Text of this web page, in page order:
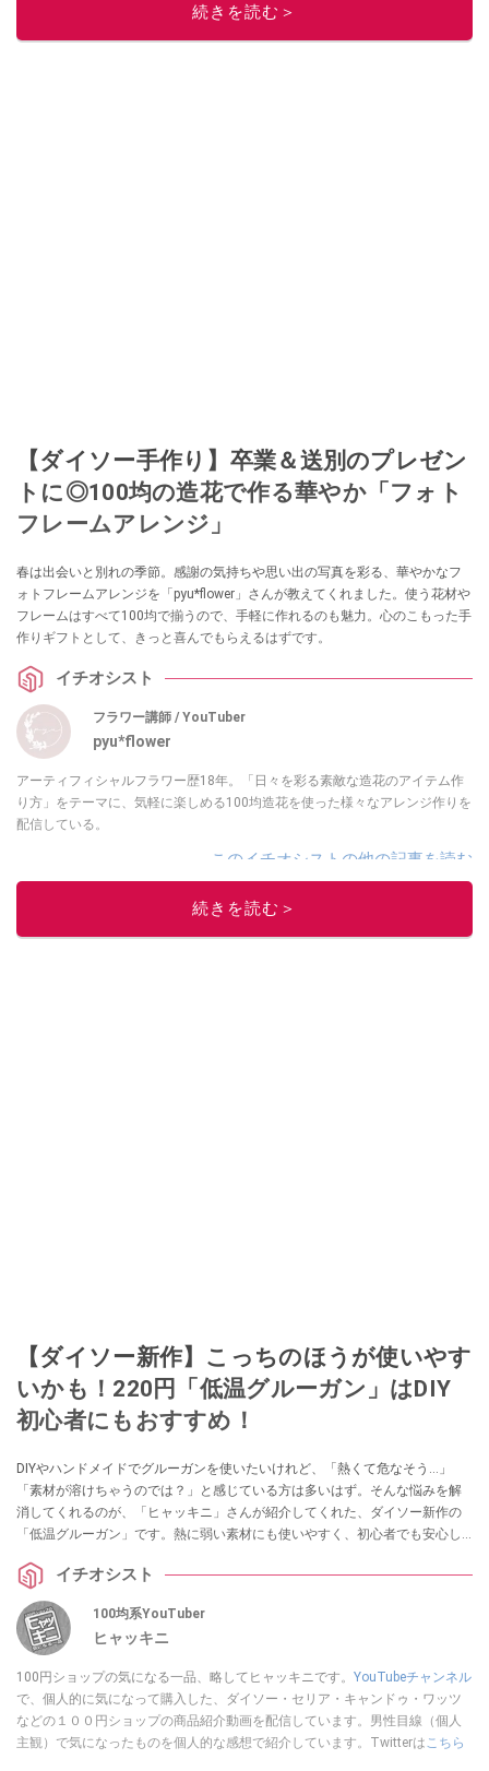
続きを読む＞
【ダイソー手作り】卒業＆送別のプレゼン
トに◎100均の造花で作る華やか「フォト
フレームアレンジ」
春は出会いと別れの季節。感謝の気持ちや思い出の写真を彩る、華やかなフ
ォトフレームアレンジを「pyu*flower」さんが教えてくれました。使う花材や
フレームはすべて100均で揃うので、手軽に作れるのも魅力。心のこもった手
作りギフトとして、きっと喜んでもらえるはずです。
イチオシスト
フラワー講師 / YouTuber
pyu*flower
アーティフィシャルフラワー歴18年。「日々を彩る素敵な造花のアイテム作
り方」をテーマに、気軽に楽しめる100均造花を使った様々なアレンジ作りを
配信している。
このイチオシストの他の記事を読む
続きを読む＞
【ダイソー新作】こっちのほうが使いやす
いかも！220円「低温グルーガン」はDIY
初心者にもおすすめ！
DIYやハンドメイドでグルーガンを使いたいけれど、「熱くて危なそう…」
「素材が溶けちゃうのでは？」と感じている方は多いはず。そんな悩みを解
消してくれるのが、「ヒャッキニ」さんが紹介してくれた、ダイソー新作の
「低温グルーガン」です。熱に弱い素材にも使いやすく、初心者でも安心し
イチオシスト
100均系YouTuber
ヒャッキニ
100円ショップの気になる一品、略してヒャッキニです。 YouTubeチャンネル
で、個人的に気になって購入した、ダイソー・セリア・キャンドゥ・ワッツ
などの１００円ショップの商品紹介動画を配信しています。男性目線（個人
主観）で気になったものを個人的な感想で紹介しています。Twitterは こちら